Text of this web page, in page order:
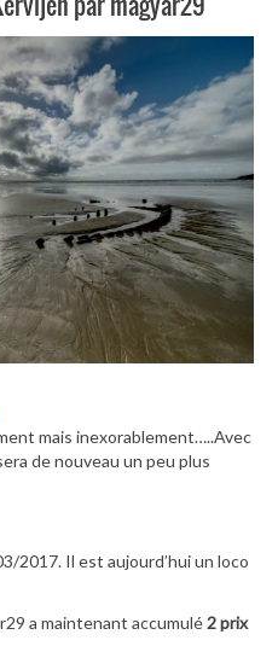
mais inexorablement…..Avec
de nouveau un peu plus
2017. Il est aujourd’hui un loco
a maintenant accumulé2 prix